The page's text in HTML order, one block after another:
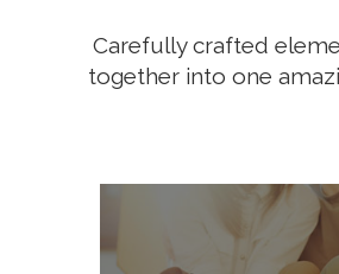
Carefully crafted
together into one